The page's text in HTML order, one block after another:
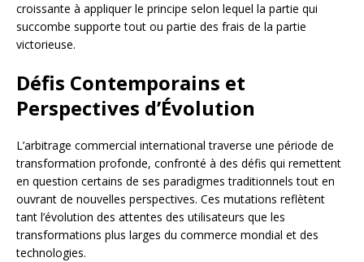
croissante à appliquer le principe selon lequel la partie qui
succombe supporte tout ou partie des frais de la partie
victorieuse.
Défis Contemporains et
Perspectives d’Évolution
L’arbitrage commercial international traverse une période de
transformation profonde, confronté à des défis qui remettent
en question certains de ses paradigmes traditionnels tout en
ouvrant de nouvelles perspectives. Ces mutations reflètent
tant l’évolution des attentes des utilisateurs que les
transformations plus larges du commerce mondial et des
technologies.